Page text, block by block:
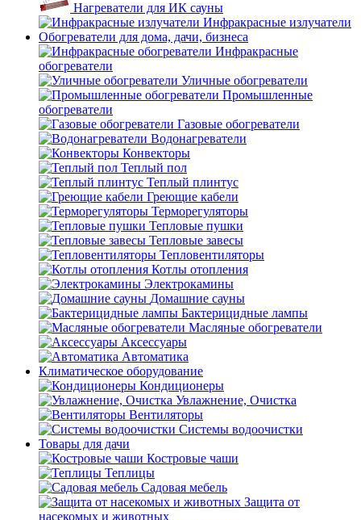
Нагреватели для ИК сауны
Инфракрасные излучатели
Обогреватели для дома, дачи, бизнеса
Инфракрасные
обогреватели
Уличные обогреватели
Промышленные
обогреватели
Газовые обогреватели
Водонагреватели
Конвекторы
Теплый пол
Теплый плинтус
Греющие кабели
Терморегуляторы
Тепловые пушки
Тепловые завесы
Тепловентиляторы
Котлы отопления
Электрокамины
Домашние сауны
Бактерицидные лампы
Масляные обогреватели
Аксессуары
Автоматика
Климатическое оборудование
Кондиционеры
Увлажнение, Очистка
Вентиляторы
Системы водоочистки
Товары для дачи
Костровые чаши
Теплицы
Садовая мебель
Защита от
насекомых и животных